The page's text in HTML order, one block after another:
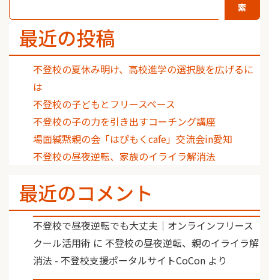
索
最近の投稿
不登校の夏休み明け、高校進学の選択肢を広げるに
は
不登校の子どもとフリースペース
不登校の子の力を引き出すコーチング講座
場面緘黙親の会「はぴもくcafe」交流会in愛知
不登校の昼夜逆転、家族のイライラ解消法
最近のコメント
不登校で昼夜逆転でも大丈夫｜オンラインフリース
クール活用術 に 不登校の昼夜逆転、親のイライラ解
消法 - 不登校支援ポータルサイトCoCon より